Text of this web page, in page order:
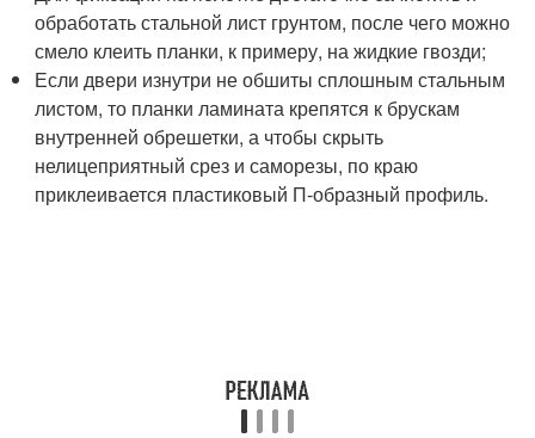
обработать стальной лист грунтом, после чего можно
смело клеить планки, к примеру, на жидкие гвозди;
Если двери изнутри не обшиты сплошным стальным
листом, то планки ламината крепятся к брускам
внутренней обрешетки, а чтобы скрыть
нелицеприятный срез и саморезы, по краю
приклеивается пластиковый П-образный профиль.